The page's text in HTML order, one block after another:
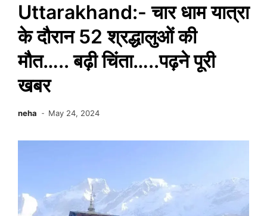
Uttarakhand:- चार धाम यात्रा
के दौरान 52 श्रद्धालुओं की
मौत….. बढ़ी चिंता…..पढ़ने पूरी
खबर
neha May 24, 2024